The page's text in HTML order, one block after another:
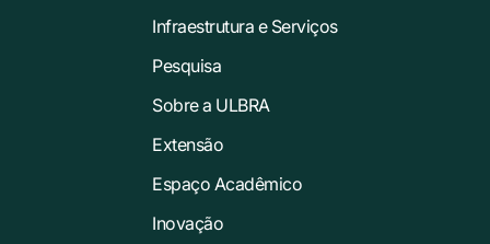
Infraestrutura e Serviços
Pesquisa
Sobre a ULBRA
Extensão
Espaço Acadêmico
Inovação